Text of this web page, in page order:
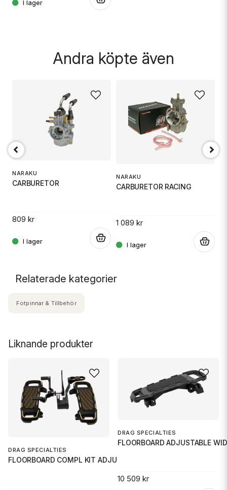
Skicka fråga
Andra köpte även
NARAKU
CARBURETOR
809 kr
NARAKU
CARBURETOR RACING
1 089 kr
Liknande produkter
DRAG SPECIALTIES
FLOORBOARD COMPL KIT ADJUSTABL
DRAG SPECIALTIES
FLOORBOARD ADJUSTABLE
10 509 kr
Relaterade kategorier
Fotpinnar & Tillbehör